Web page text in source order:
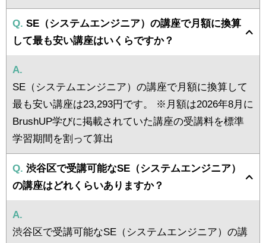
Q. SE（システムエンジニア）の講座で月額に換算
して最も安い講座はいくらですか？
A.
SE（システムエンジニア）の講座で月額に換算して
最も安い講座は23,293円です。 ※月額は2026年8月に
BrushUP学びに掲載されていた講座の受講料を標準
学習期間を割って算出
Q. 渋谷区で受講可能なSE（システムエンジニア）
の講座はどれくらいありますか？
A.
渋谷区で受講可能なSE（システムエンジニア）の講